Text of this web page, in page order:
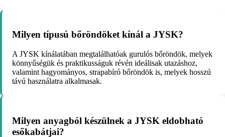
Milyen típusú bőröndöket kínál a JYSK?
A JYSK kínálatában megtalálhatóak gurulós bőröndök, melyek
könnyűségük és praktikusságuk révén ideálisak utazáshoz,
valamint hagyományos, strapabíró bőröndök is, melyek hosszú
távú használatra alkalmasak.
Milyen anyagból készülnek a JYSK eldobható
esőkabátjai?